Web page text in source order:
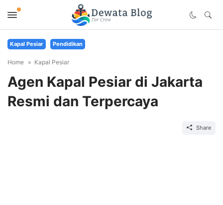
Kapal Pesiar Pendidikan
Home Kapal Pesiar
Agen Kapal Pesiar di Jakarta
Resmi dan Terpercaya
Share